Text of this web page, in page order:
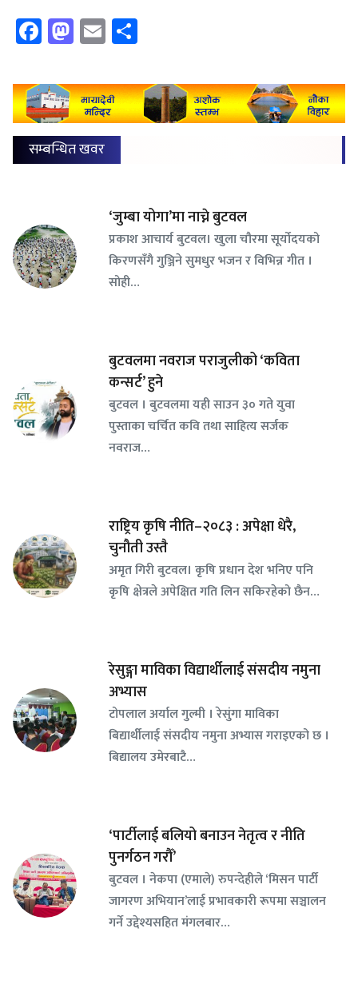
Facebook
Mastodon
Email
सम्बन्धित खवर
‘जुम्बा योगा’मा नाच्ने बुटवल
प्रकाश आचार्य बुटवल। खुला चौरमा सूर्योदयको
किरणसँगै गुञ्जिने सुमधुर भजन र विभिन्न गीत ।
सोही…
बुटवलमा नवराज पराजुलीको ‘कविता
कन्सर्ट’ हुने
बुटवल । बुटवलमा यही साउन ३० गते युवा
पुस्ताका चर्चित कवि तथा साहित्य सर्जक
नवराज…
राष्ट्रिय कृषि नीति–२०८३ : अपेक्षा धेरै,
चुनौती उस्तै
अमृत गिरी बुटवल। कृषि प्रधान देश भनिए पनि
कृषि क्षेत्रले अपेक्षित गति लिन सकिरहेको छैन…
रेसुङ्गा माविका विद्यार्थीलाई संसदीय नमुना
अभ्यास
टोपलाल अर्याल गुल्मी । रेसुंगा माविका
बिद्यार्थीलाई संसदीय नमुना अभ्यास गराइएको छ ।
बिद्यालय उमेरबाटै…
‘पार्टीलाई बलियो बनाउन नेतृत्व र नीति
पुनर्गठन गरौँ’
बुटवल । नेकपा (एमाले) रुपन्देहीले ‘मिसन पार्टी
जागरण अभियान’लाई प्रभावकारी रूपमा सञ्चालन
गर्ने उद्देश्यसहित मंगलबार…